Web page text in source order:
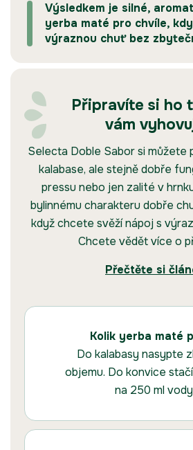
Výsledkem je silné,
yerba maté pro chvíle,
výraznou chuť bez
Připravíte si ho
vám
Selecta Doble Sabor si můžete
kalabase, ale stejně dobře
pressu nebo jen zalité v
bylinnému charakteru dobře
když chcete svěží nápoj s
Chcete vědět více o
Přečtěte si
Kolik yerba maté
Do kalabasy nasypte
objemu. Do konvice
na 250 ml